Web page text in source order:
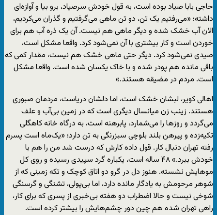
حاجی بابا صیاد بوده است، به قول خودش سرصیاد، برو بیا و آوازه‌ای
داشته؛ «می‌رفتیم یک تن، دو تن ماهی می‌گرفتیم و گذران می‌کردیم،
الان آب خشک شده و دیگر ماهی هم نیست. آن یک ذره آب هم برای
خوردن است و کار بیشتری با آن نمی‌شود کرد. واقعا مشکل است،
صیدی نمی‌شود کرد. دیگر حتی ماهی خشک هم نیست، مقدار کمی که
باقی مانده هم پودر شده و با خاک یکسان شده است. واقعا مشکل
است. مردم در مضیقه هستند.»
اهالی کویر، لبشان خشک است، اما دلشان دریاست، مردمان صبوری
هستند. زینب زن میانسال دیگری است که در زمین بی‌آب و علف
می‌گردد و روزها را می‌شمارد، پابرهنه است، به درگاه خانه کاهگلی
تکیه‌زده و پیرهن بلند بلوچی سبزرنگی به تن دارد؛ «یک‌ماه است پسرم
رفته تهران دنبال کار. قول داده کارش که درست شد من را هم با
خودش ببرد.» ۴۸ ساله است، یکباره گرد سپیدی رسیده و روی کل
موهایش نشسته. هنوز دل در گرو دو اتاق کوچک و تکه زمینی که از
شوهر مرحومش به یادگار مانده دارد، اما بی‌پولی، تشنگی و گرسنگی
شوخی نیست و حالا اضطراب دو هفته بی‌خبری از پسری که برای کار،
راهی تهران شده هم چین دور چشم‌هایش را بیشتر کرده است.